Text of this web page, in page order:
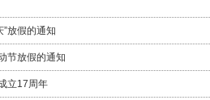
放假的通知
节放假的通知
立17周年